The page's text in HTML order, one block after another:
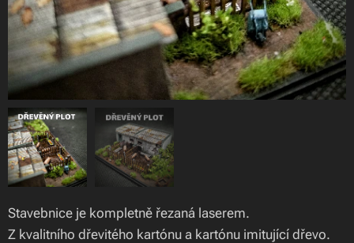
Stavebnice je kompletně řezaná laserem.
Z kvalitního dřevitého kartónu a kartónu imitující dřevo.